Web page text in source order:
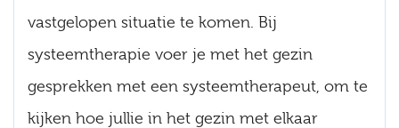
vastgelopen situatie te komen. Bij
systeemtherapie voer je met het gezin
gesprekken met een systeemtherapeut, om te
kijken hoe jullie in het gezin met elkaar